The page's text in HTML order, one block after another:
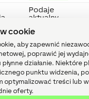
cookie
aby zapewnić
poprawić jej
działanie. Niektóre
punktu widzenia,
optymalizować treści lub
oferty.
Podaje
aktualny
naładowania
Wskazuje
niski poziom
baterii,
bateria
wymaga
wymiany.